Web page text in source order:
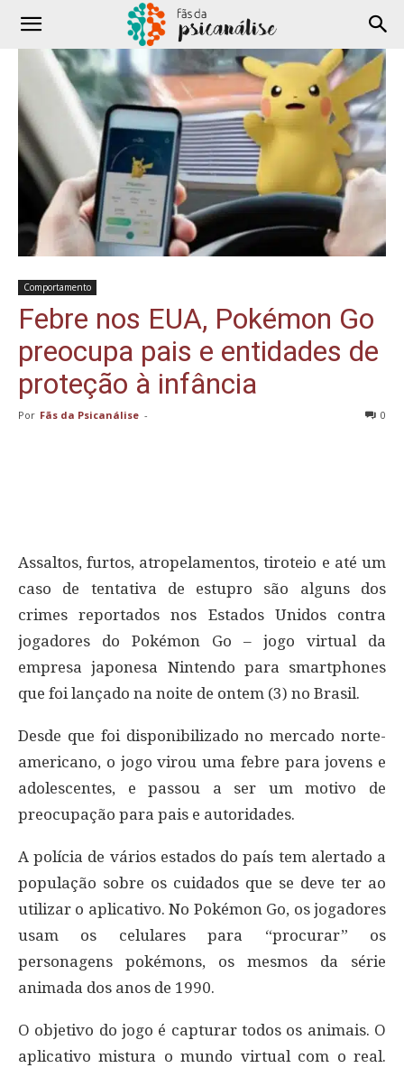
Comportamento
Febre nos EUA, Pokémon Go
preocupa pais e entidades de
proteção à infância
Por Fãs da Psicanálise - 0
Assaltos, furtos, atropelamentos, tiroteio e até um
caso de tentativa de estupro são alguns dos
crimes reportados nos Estados Unidos contra
jogadores do Pokémon Go – jogo virtual da
empresa japonesa Nintendo para smartphones
que foi lançado na noite de ontem (3) no Brasil.
Desde que foi disponibilizado no mercado norte-
americano, o jogo virou uma febre para jovens e
adolescentes, e passou a ser um motivo de
preocupação para pais e autoridades.
A polícia de vários estados do país tem alertado a
população sobre os cuidados que se deve ter ao
utilizar o aplicativo. No Pokémon Go, os jogadores
usam os celulares para “procurar” os
personagens pokémons, os mesmos da série
animada dos anos de 1990.
O objetivo do jogo é capturar todos os animais. O
aplicativo mistura o mundo virtual com o real.